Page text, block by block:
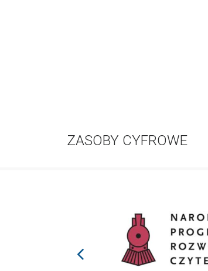
ZASOBY CYFROWE
prev